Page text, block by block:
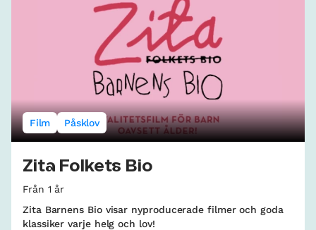
Film Påsklov
Zita Folkets Bio
Från 1 år
Zita Barnens Bio visar nyproducerade filmer och goda
klassiker varje helg och lov!